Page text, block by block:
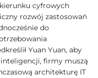
cyfrowych
rozwój zastosowań
do
Yuan Yuan, aby
firmy muszą
architekturę IT